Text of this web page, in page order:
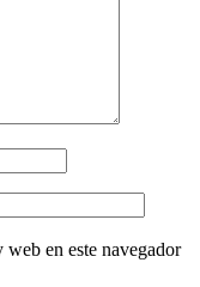
en este navegador